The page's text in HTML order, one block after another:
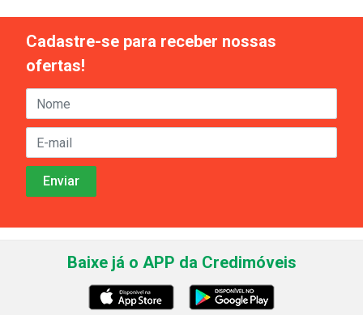
Cadastre-se para receber nossas
ofertas!
Baixe já o APP da Credimóveis